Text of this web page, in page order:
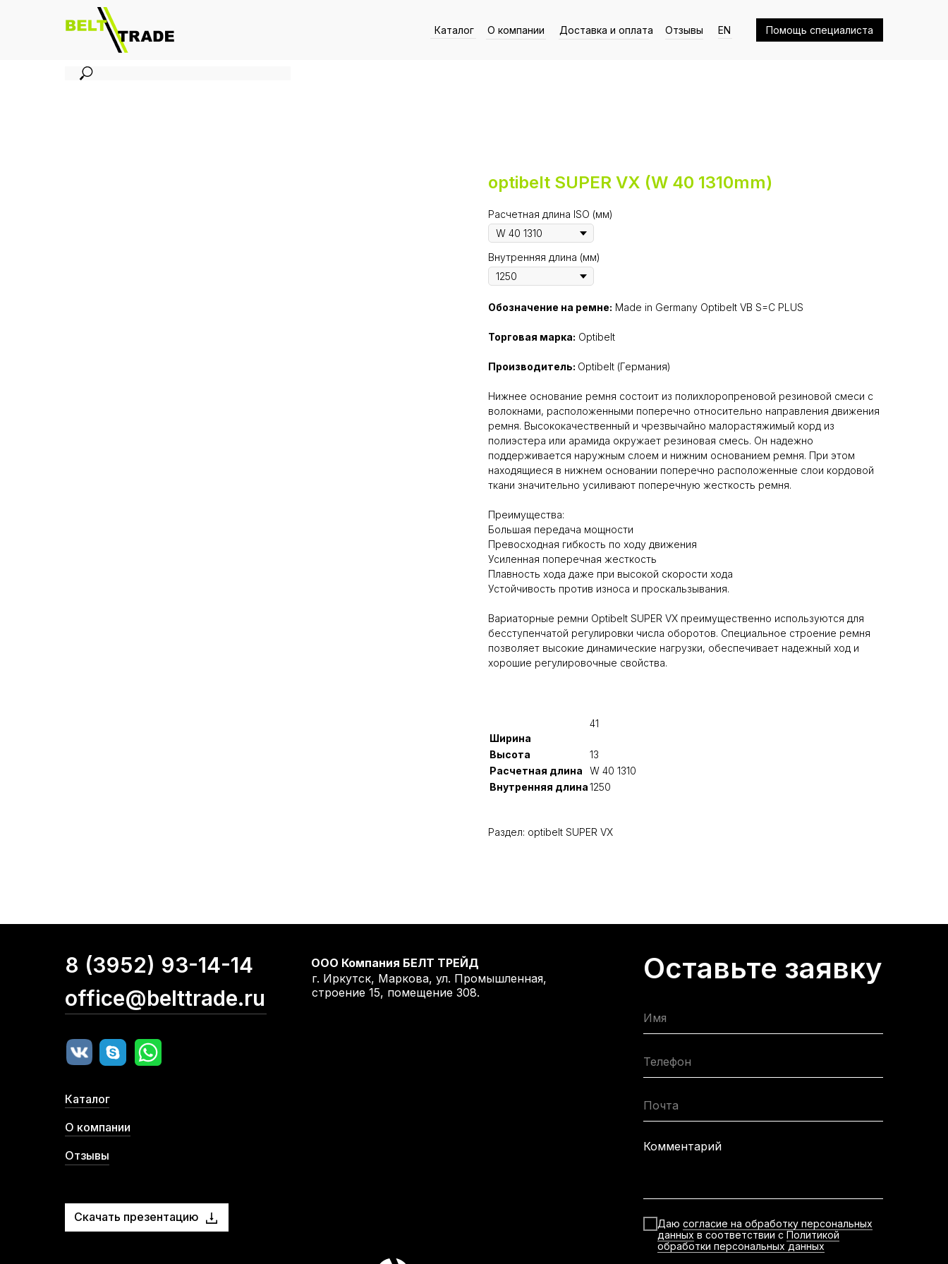
Каталог О компании Отзывы Помощь специалиста
Доставка и оплата EN
optibelt SUPER VX (W 40 1310mm)
Расчетная длина ISO (мм)
Внутренняя длина (мм)
Обозначение на ремне: Made in Germany Optibelt VB S=C PLUS
Торговая марка: Optibelt
Производитель: Optibelt (Германия)
Нижнее основание ремня состоит из полихлоропреновой резиновой смеси с
волокнами, расположенными поперечно относительно направления движения
ремня. Высококачественный и чрезвычайно малорастяжимый корд из
полиэстерa или арамида окружает резиновая смесь. Он надежно
поддерживается наружным слоем и нижним основанием ремня. При этом
находящиеся в нижнем основании поперечно расположенные слои кордовой
ткани значительно усиливают поперечную жесткость ремня.
Преимущества:
Большая передача мощности
Превосходная гибкость по ходу движения
Усиленная поперечная жесткость
Плавность хода даже при высокой скорости хода
Устойчивость против износа и проскальзывания.
Вариаторные ремни Optibelt SUPER VX преимущественно используются для
бесступенчатой регулировки числа оборотов. Специальное строение ремня
позволяет высокие динамические нагрузки, обеспечивает надежный ход и
хорошие регулировочные свойства.
Ширина
41
Высота
13
Расчетная длина
W 40 1310
Внутренняя длина1250
Раздел: optibelt SUPER VX
8 (3952) 93-14-14
office@belttrade.ru
г. Иркутск, Маркова, ул. Промышленная,
строение 15, помещение 308.
Оставьте заявку
Имя
Телефон
Почта
Комментарий
Даю согласие на обработку персональных
данных в соответствии с Политикой
обработки персональных данных
ООО Компания БЕЛТ ТРЕЙД
Каталог
О компании
Отзывы
Скачать презентацию